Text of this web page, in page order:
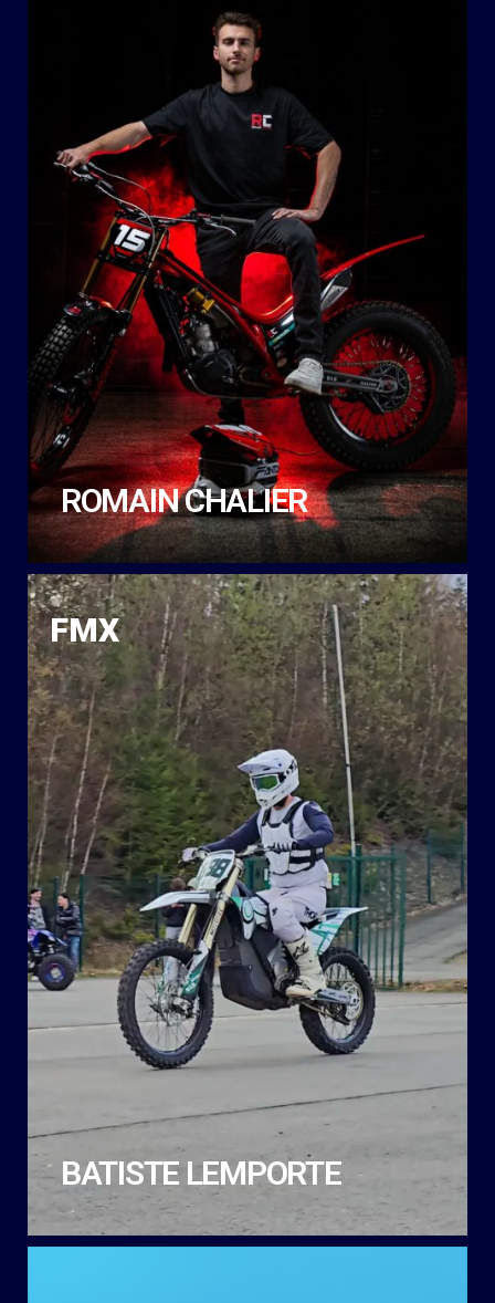
ROMAIN CHALIER
FMX
BATISTE LEMPORTE